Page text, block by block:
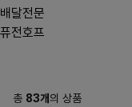
배달전문
퓨전호프
총 83개의 상품